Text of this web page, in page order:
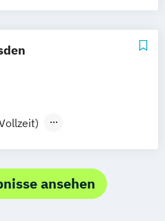
Grafikdesigner*in
Moderator*in
(Vollzeit)
ansehen